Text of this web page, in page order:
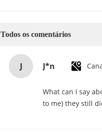
Todos os comentários
J J*n
What can I say
to me) they still